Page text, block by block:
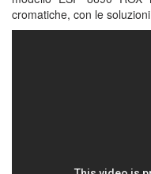
cromatiche, con le